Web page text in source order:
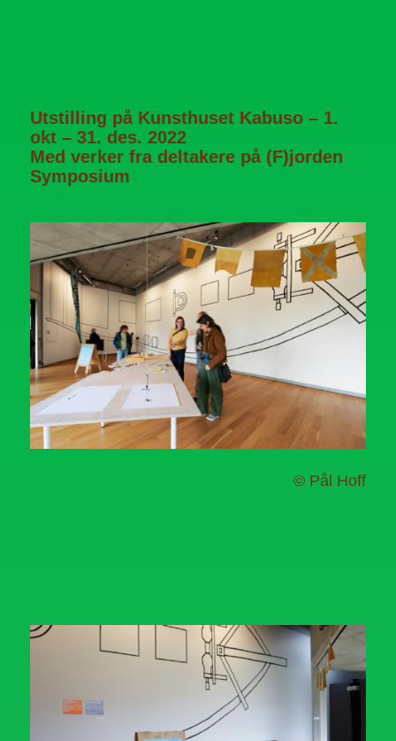
Utstilling på Kunsthuset Kabuso – 1.
okt – 31. des. 2022
Med verker fra deltakere på (F)jorden
Symposium
© Pål Hoff